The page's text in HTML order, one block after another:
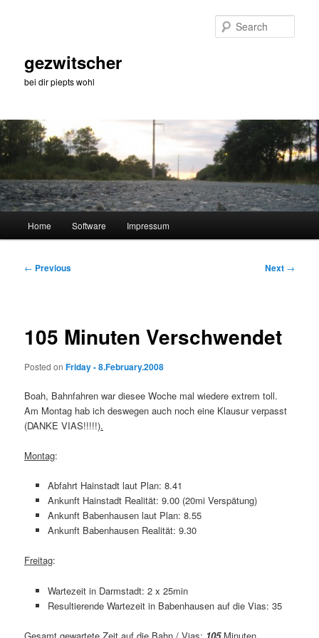
gezwitscher
bei dir piepts wohl
Home Software Impressum
Post
← Previous Next →
105 Minuten Verschwendet
Posted onFriday - 8.February.2008
Boah, Bahnfahren war diesee Woche mal wiedere extrem toll.
Am Montag hab ich deswegen auch noch eine Klausur verpasst
(DANKE VIAS!!!!!).
Montag:
Abfahrt Hainstadt laut Plan: 8.41
Ankunft Hainstadt Realität: 9.00 (20mi Verspätung)
Ankunft Babenhausen laut Plan: 8.55
Ankunft Babenhausen Realität: 9.30
Freitag:
Wartezeit in Darmstadt: 2 x 25min
Resultierende Wartezeit in Babenhausen auf die Vias: 35
Gesamt gewartete Zeit auf die Bahn / Vias: 105 Minuten